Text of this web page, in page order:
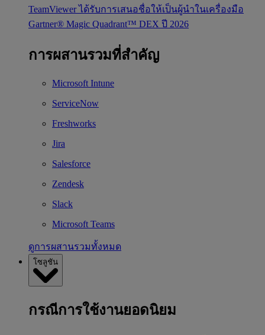
TeamViewer ได้รับการเสนอชื่อให้เป็นผู้นำในเครื่องมือ
Gartner® Magic Quadrant™ DEX ปี 2026
การผสานรวมที่สำคัญ
Microsoft Intune
ServiceNow
Freshworks
Jira
Salesforce
Zendesk
Slack
Microsoft Teams
ดูการผสานรวมทั้งหมด
โซลูชัน
กรณีการใช้งานยอดนิยม